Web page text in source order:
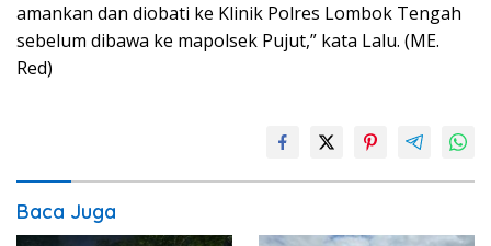
amankan dan diobati ke Klinik Polres Lombok Tengah
sebelum dibawa ke mapolsek Pujut,” kata Lalu. (ME.
Red)
Baca Juga